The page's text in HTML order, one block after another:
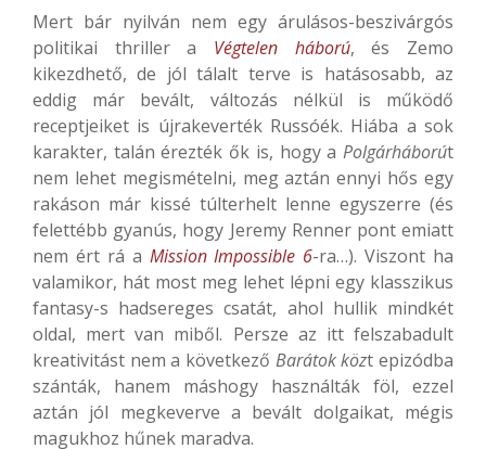
Mert bár nyilván nem egy árulásos-beszivárgós
politikai thriller a Végtelen háború, és Zemo
kikezdhető, de jól tálalt terve is hatásosabb, az
eddig már bevált, változás nélkül is működő
receptjeiket is újrakeverték Russóék. Hiába a sok
karakter, talán érezték ők is, hogy a Polgárháborút
nem lehet megismételni, meg aztán ennyi hős egy
rakáson már kissé túlterhelt lenne egyszerre (és
felettébb gyanús, hogy Jeremy Renner pont emiatt
nem ért rá a Mission Impossible 6-ra…). Viszont ha
valamikor, hát most meg lehet lépni egy klasszikus
fantasy-s hadsereges csatát, ahol hullik mindkét
oldal, mert van miből. Persze az itt felszabadult
kreativitást nem a következő Barátok közt epizódba
szánták, hanem máshogy használták föl, ezzel
aztán jól megkeverve a bevált dolgaikat, mégis
magukhoz hűnek maradva.